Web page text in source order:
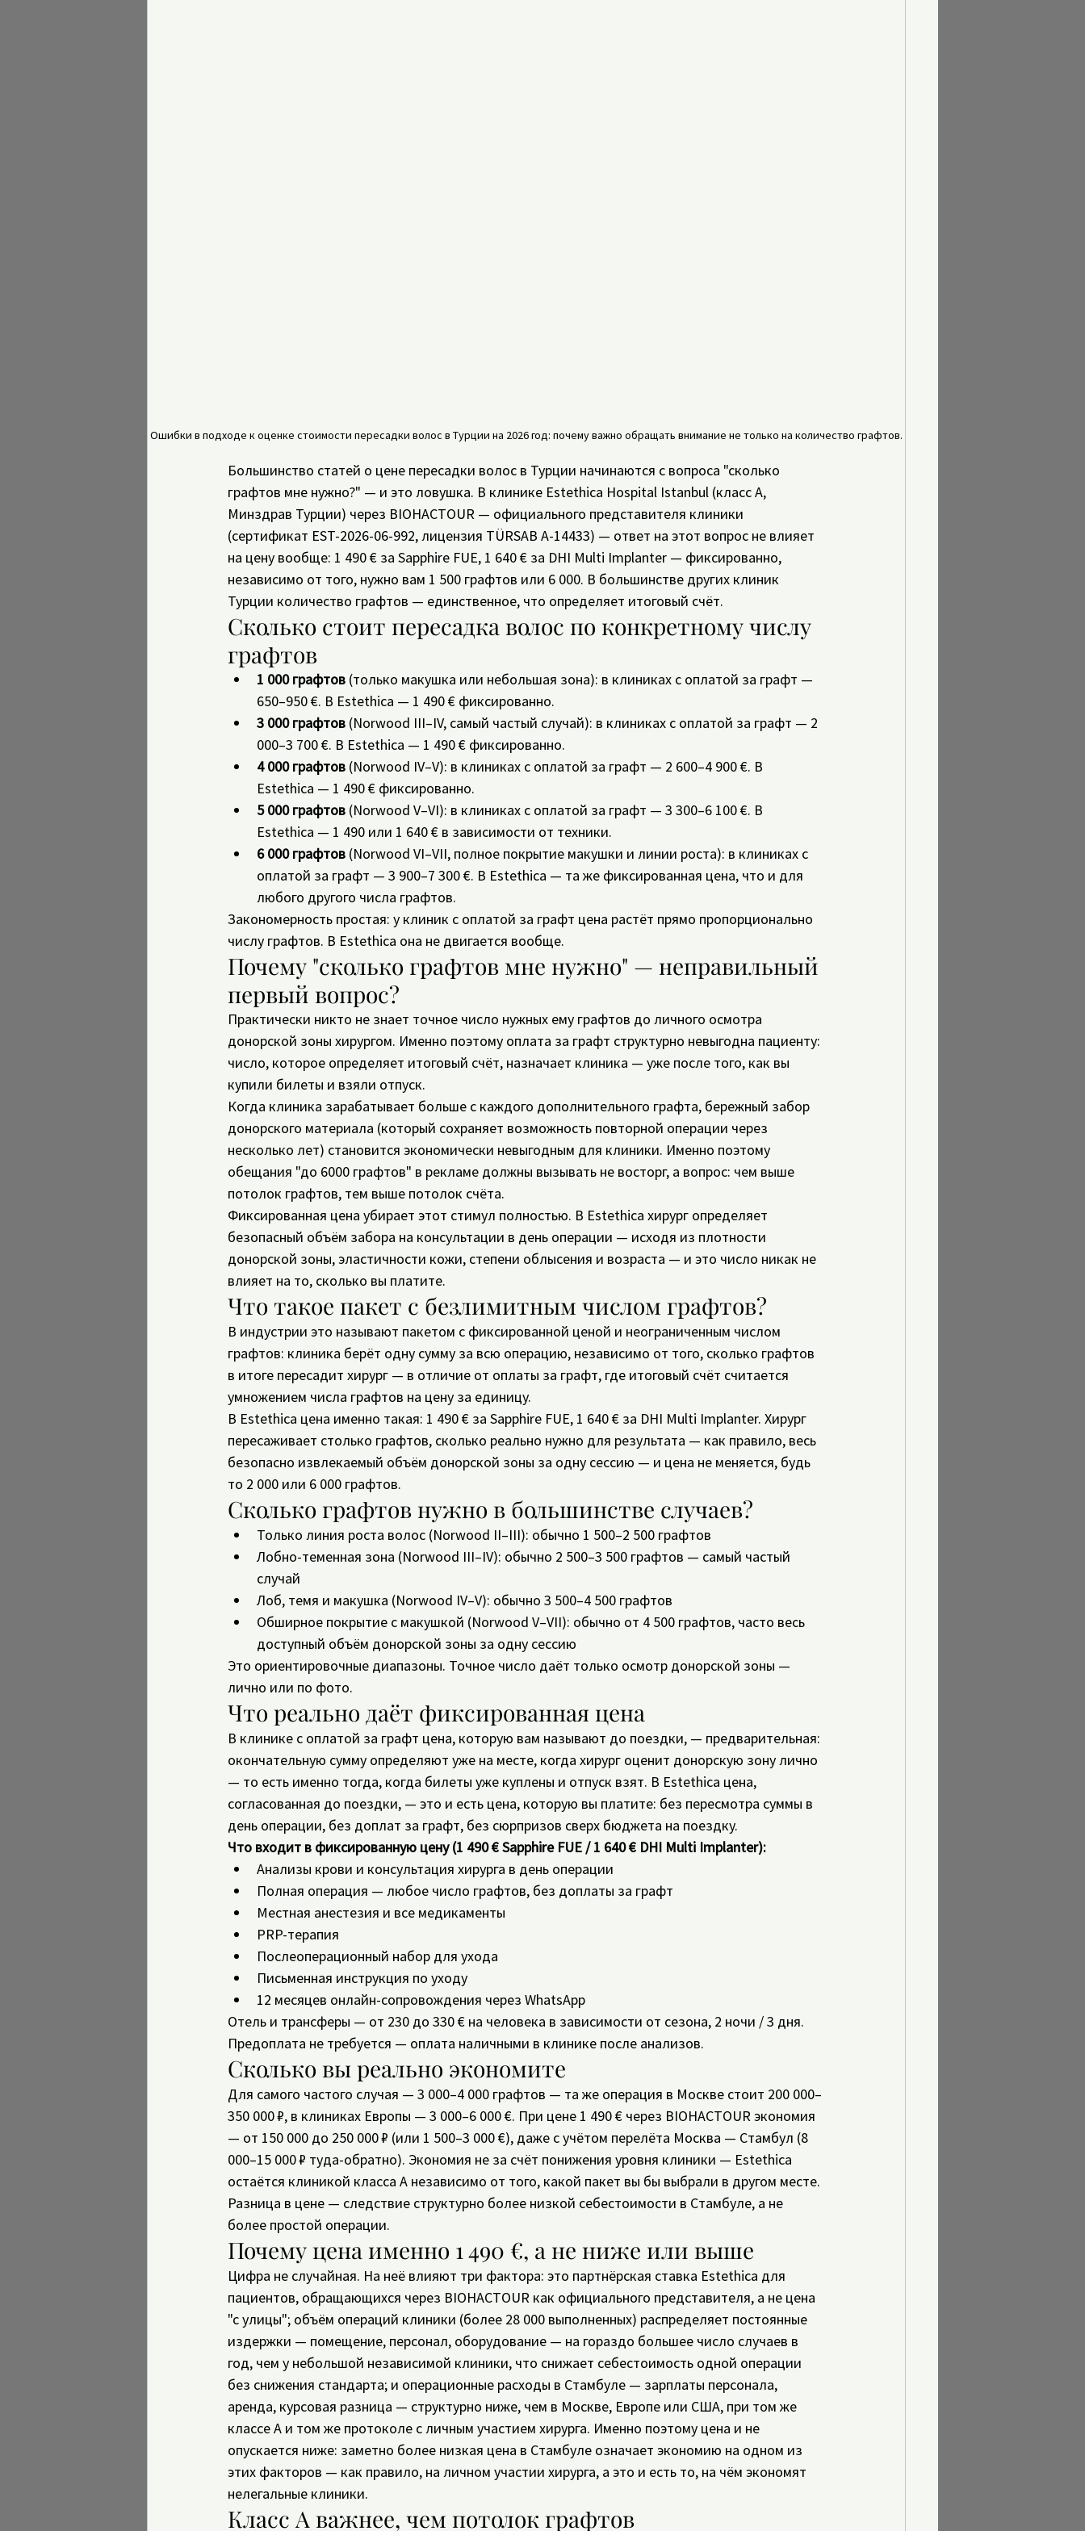
Ошибки в подходе к оценке стоимости пересадки волос в Турции на 2026 год: почему важно обращать внимание не только на количество графтов.
Большинство статей о цене пересадки волос в Турции начинаются с вопроса "сколько
графтов мне нужно?" — и это ловушка. В клинике Estethica Hospital Istanbul (класс А,
Минздрав Турции) через BIOHACTOUR — официального представителя клиники
(сертификат EST-2026-06-992, лицензия TÜRSAB A-14433) — ответ на этот вопрос не влияет
на цену вообще: 1 490 € за Sapphire FUE, 1 640 € за DHI Multi Implanter — фиксированно,
независимо от того, нужно вам 1 500 графтов или 6 000. В большинстве других клиник
Турции количество графтов — единственное, что определяет итоговый счёт.
Сколько стоит пересадка волос по конкретному числу
графтов
1 000 графтов (только макушка или небольшая зона): в клиниках с оплатой за графт —
650–950 €. В Estethica — 1 490 € фиксированно.
3 000 графтов (Norwood III–IV, самый частый случай): в клиниках с оплатой за графт — 2
000–3 700 €. В Estethica — 1 490 € фиксированно.
4 000 графтов (Norwood IV–V): в клиниках с оплатой за графт — 2 600–4 900 €. В
Estethica — 1 490 € фиксированно.
5 000 графтов (Norwood V–VI): в клиниках с оплатой за графт — 3 300–6 100 €. В
Estethica — 1 490 или 1 640 € в зависимости от техники.
6 000 графтов (Norwood VI–VII, полное покрытие макушки и линии роста): в клиниках с
оплатой за графт — 3 900–7 300 €. В Estethica — та же фиксированная цена, что и для
любого другого числа графтов.
Закономерность простая: у клиник с оплатой за графт цена растёт прямо пропорционально
числу графтов. В Estethica она не двигается вообще.
Почему "сколько графтов мне нужно" — неправильный
первый вопрос?
Практически никто не знает точное число нужных ему графтов до личного осмотра
донорской зоны хирургом. Именно поэтому оплата за графт структурно невыгодна пациенту:
число, которое определяет итоговый счёт, назначает клиника — уже после того, как вы
купили билеты и взяли отпуск.
Когда клиника зарабатывает больше с каждого дополнительного графта, бережный забор
донорского материала (который сохраняет возможность повторной операции через
несколько лет) становится экономически невыгодным для клиники. Именно поэтому
обещания "до 6000 графтов" в рекламе должны вызывать не восторг, а вопрос: чем выше
потолок графтов, тем выше потолок счёта.
Фиксированная цена убирает этот стимул полностью. В Estethica хирург определяет
безопасный объём забора на консультации в день операции — исходя из плотности
донорской зоны, эластичности кожи, степени облысения и возраста — и это число никак не
влияет на то, сколько вы платите.
Что такое пакет с безлимитным числом графтов?
В индустрии это называют пакетом с фиксированной ценой и неограниченным числом
графтов: клиника берёт одну сумму за всю операцию, независимо от того, сколько графтов
в итоге пересадит хирург — в отличие от оплаты за графт, где итоговый счёт считается
умножением числа графтов на цену за единицу.
В Estethica цена именно такая: 1 490 € за Sapphire FUE, 1 640 € за DHI Multi Implanter. Хирург
пересаживает столько графтов, сколько реально нужно для результата — как правило, весь
безопасно извлекаемый объём донорской зоны за одну сессию — и цена не меняется, будь
то 2 000 или 6 000 графтов.
Сколько графтов нужно в большинстве случаев?
Только линия роста волос (Norwood II–III): обычно 1 500–2 500 графтов
Лобно-теменная зона (Norwood III–IV): обычно 2 500–3 500 графтов — самый частый
случай
Лоб, темя и макушка (Norwood IV–V): обычно 3 500–4 500 графтов
Обширное покрытие с макушкой (Norwood V–VII): обычно от 4 500 графтов, часто весь
доступный объём донорской зоны за одну сессию
Это ориентировочные диапазоны. Точное число даёт только осмотр донорской зоны —
лично или по фото.
Что реально даёт фиксированная цена
В клинике с оплатой за графт цена, которую вам называют до поездки, — предварительная:
окончательную сумму определяют уже на месте, когда хирург оценит донорскую зону лично
— то есть именно тогда, когда билеты уже куплены и отпуск взят. В Estethica цена,
согласованная до поездки, — это и есть цена, которую вы платите: без пересмотра суммы в
день операции, без доплат за графт, без сюрпризов сверх бюджета на поездку.
Что входит в фиксированную цену (1 490 € Sapphire FUE / 1 640 € DHI Multi Implanter):
Анализы крови и консультация хирурга в день операции
Полная операция — любое число графтов, без доплаты за графт
Местная анестезия и все медикаменты
PRP-терапия
Послеоперационный набор для ухода
Письменная инструкция по уходу
12 месяцев онлайн-сопровождения через WhatsApp
Отель и трансферы — от 230 до 330 € на человека в зависимости от сезона, 2 ночи / 3 дня.
Предоплата не требуется — оплата наличными в клинике после анализов.
Сколько вы реально экономите
Для самого частого случая — 3 000–4 000 графтов — та же операция в Москве стоит 200 000–
350 000 ₽, в клиниках Европы — 3 000–6 000 €. При цене 1 490 € через BIOHACTOUR экономия
— от 150 000 до 250 000 ₽ (или 1 500–3 000 €), даже с учётом перелёта Москва — Стамбул (8
000–15 000 ₽ туда-обратно). Экономия не за счёт понижения уровня клиники — Estethica
остаётся клиникой класса А независимо от того, какой пакет вы бы выбрали в другом месте.
Разница в цене — следствие структурно более низкой себестоимости в Стамбуле, а не
более простой операции.
Почему цена именно 1 490 €, а не ниже или выше
Цифра не случайная. На неё влияют три фактора: это партнёрская ставка Estethica для
пациентов, обращающихся через BIOHACTOUR как официального представителя, а не цена
"с улицы"; объём операций клиники (более 28 000 выполненных) распределяет постоянные
издержки — помещение, персонал, оборудование — на гораздо большее число случаев в
год, чем у небольшой независимой клиники, что снижает себестоимость одной операции
без снижения стандарта; и операционные расходы в Стамбуле — зарплаты персонала,
аренда, курсовая разница — структурно ниже, чем в Москве, Европе или США, при том же
классе А и том же протоколе с личным участием хирурга. Именно поэтому цена и не
опускается ниже: заметно более низкая цена в Стамбуле означает экономию на одном из
этих факторов — как правило, на личном участии хирурга, а это и есть то, на чём экономят
нелегальные клиники.
Класс А важнее, чем потолок графтов